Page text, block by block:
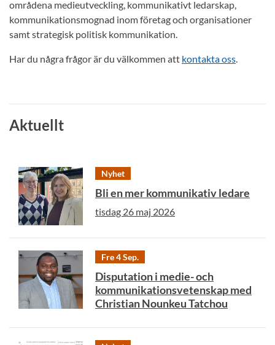
områdena medieutveckling, kommunikativt ledarskap,
kommunikationsmognad inom företag och organisationer
samt strategisk politisk kommunikation.
Har du några frågor är du välkommen att kontakta oss.
Aktuellt
Nyhet
Bli en mer kommunikativ ledare
tisdag 26 maj 2026
Fre 4 Sep.
Disputation i medie- och
kommunikationsvetenskap med
Christian Nounkeu Tatchou